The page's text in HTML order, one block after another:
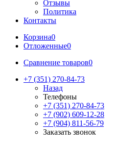
Отзывы
Политика
Контакты
Корзина0
Отложенные0
Сравнение товаров0
+7 (351) 270-84-73
Назад
Телефоны
+7 (351) 270-84-73
+7 (902) 609-12-28
+7 (904) 811-56-79
Заказать звонок